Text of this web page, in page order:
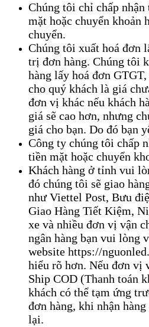
Chúng tôi chỉ chấp nhận
mặt hoặc chuyển khoản
chuyển.
Chúng tôi xuất hoá đơn
trị đơn hàng. Chúng tôi
hàng lấy hoá đơn
cho quý khách là giá
đơn vị khác nếu khách
giá sẽ cao hơn, nhưng
giá cho bạn. Do đó bạn
Công ty chúng tôi chấp
tiền mặt hoặc chuyển
Khách hàng ở tỉnh vui
đó chúng tôi sẽ giao
như Viettel Post, Bưu
Giao Hàng Tiết Kiệm,
xe và nhiều đơn vị vận
ngân hàng bạn vui lòng
website https://
hiểu rõ hơn. Nếu đơn vị
Ship COD (Thanh toán
khách có thể tạm ứng
đơn hàng, khi nhận
lại.